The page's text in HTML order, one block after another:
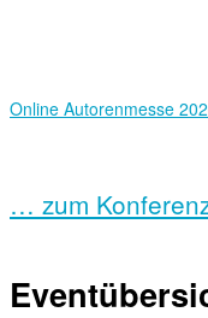
Online Autorenmesse
… zum